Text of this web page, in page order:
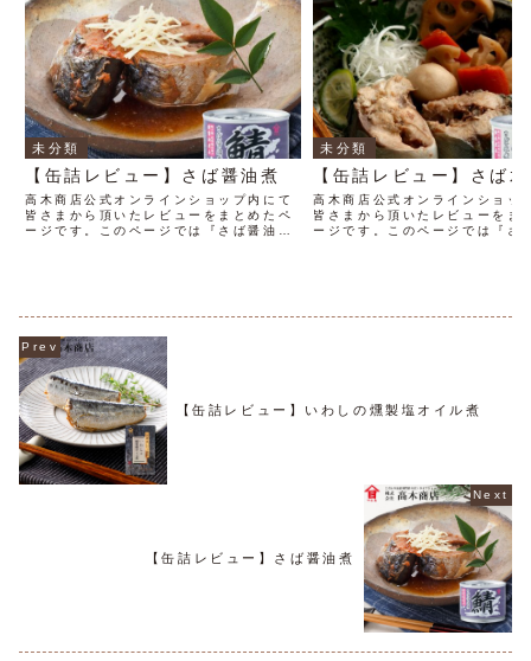
未分類
【缶詰レビュー】さば醤油煮
高木商店公式オンラインショップ内にて
皆さまから頂いたレビューをまとめたペ
ージです。このページでは『さば醤油
未分類
【缶詰レビュー】さば
高木商店公式オンラインショッ
皆さまから頂いたレビューをま
ージです。このページでは『さ
【缶詰レビュー】いわしの燻製塩オイル煮
【缶詰レビュー】さば醤油煮